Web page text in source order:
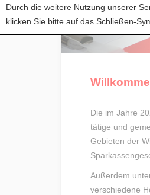
Durch die weitere Nutzung unserer
klicken Sie bitte auf das Schließen-
Die im Jahre
tätige und
Gebieten der
Außerdem
verschiedene